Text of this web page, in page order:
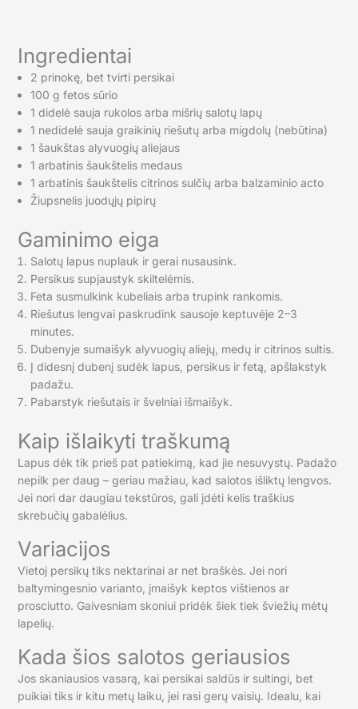
Ingredientai
2 prinokę, bet tvirti persikai
100 g fetos sūrio
1 didelė sauja rukolos arba mišrių salotų lapų
1 nedidelė sauja graikinių riešutų arba migdolų (nebūtina)
1 šaukštas alyvuogių aliejaus
1 arbatinis šaukštelis medaus
1 arbatinis šaukštelis citrinos sulčių arba balzaminio acto
Žiupsnelis juodųjų pipirų
Gaminimo eiga
Salotų lapus nuplauk ir gerai nusausink.
Persikus supjaustyk skiltelėmis.
Feta susmulkink kubeliais arba trupink rankomis.
Riešutus lengvai paskrudink sausoje keptuvėje 2–3
minutes.
Dubenyje sumaišyk alyvuogių aliejų, medų ir citrinos sultis.
Į didesnį dubenį sudėk lapus, persikus ir fetą, apšlakstyk
padažu.
Pabarstyk riešutais ir švelniai išmaišyk.
Kaip išlaikyti traškumą
Lapus dėk tik prieš pat patiekimą, kad jie nesuvystų. Padažo
nepilk per daug – geriau mažiau, kad salotos išliktų lengvos.
Jei nori dar daugiau tekstūros, gali įdėti kelis traškius
skrebučių gabalėlius.
Variacijos
Vietoj persikų tiks nektarinai ar net braškės. Jei nori
baltymingesnio varianto, įmaišyk keptos vištienos ar
prosciutto. Gaivesniam skoniui pridėk šiek tiek šviežių mėtų
lapelių.
Kada šios salotos geriausios
Jos skaniausios vasarą, kai persikai saldūs ir sultingi, bet
puikiai tiks ir kitu metų laiku, jei rasi gerų vaisių. Idealu, kai